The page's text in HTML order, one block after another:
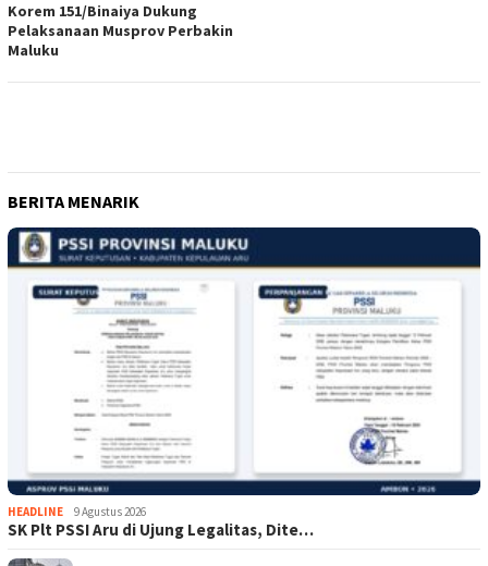
Korem 151/Binaiya Dukung
Pelaksanaan Musprov Perbakin
Maluku
BERITA MENARIK
HEADLINE 9 Agustus 2026
SK Plt PSSI Aru di Ujung Legalitas, Dite…